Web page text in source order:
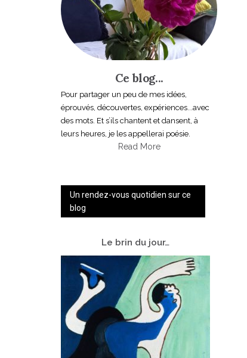
Ce blog...
Pour partager un peu de mes idées,
éprouvés, découvertes, expériences...avec
des mots. Et s’ils chantent et dansent, à
leurs heures, je les appellerai poésie.
Read More
Un rendez-vous quotidien sur ce
blog
Le brin du jour…